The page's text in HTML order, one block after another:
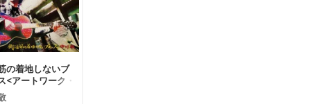
の着地しないブ
<アートワーク・